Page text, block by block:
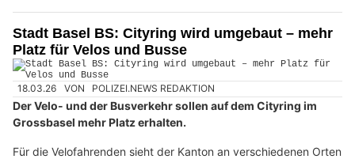
Stadt Basel BS: Cityring wird umgebaut – mehr
Platz für Velos und Busse
18.03.26 VON POLIZEI.NEWS REDAKTION
Der Velo- und der Busverkehr sollen auf dem Cityring im
Grossbasel mehr Platz erhalten.
Für die Velofahrenden sieht der Kanton an verschiedenen Orten